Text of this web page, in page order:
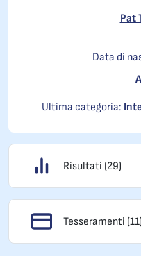
Pat
Data di
Ultima categoria:
Risultati (29)
Tesseramenti (11)